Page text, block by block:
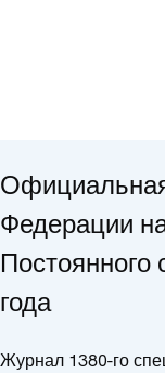
Федерации
года
Журнал 1380-го